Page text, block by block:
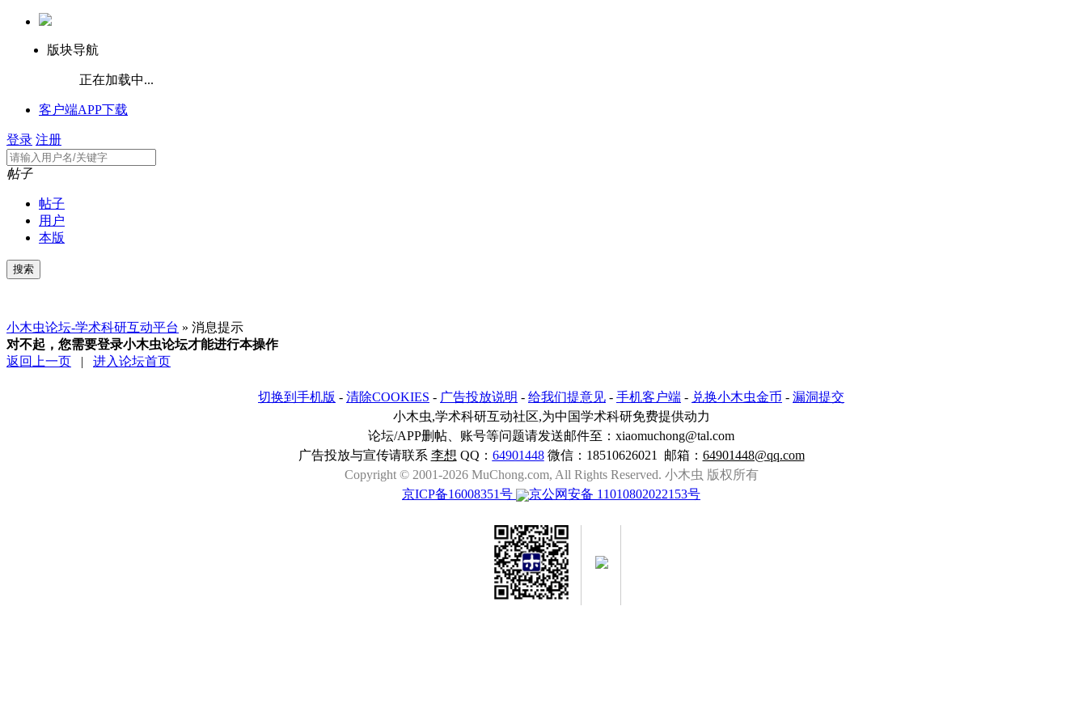
版块导航
正在加载中...
客户端APP下载
登录 注册
帖子
帖子
用户
本版
小木虫论坛-学术科研互动平台 » 消息提示
对不起，您需要登录小木虫论坛才能进行本操作
返回上一页 | 进入论坛首页
切换到手机版 - 清除COOKIES - 广告投放说明 - 给我们提意见 - 手机客户端 - 兑换小木虫金币 - 漏洞提交
小木虫,学术科研互动社区,为中国学术科研免费提供动力
论坛/APP删帖、账号等问题请发送邮件至：xiaomuchong@tal.com
广告投放与宣传请联系 李想 QQ： 64901448微信：18510626021 邮箱： 64901448@qq.com
Copyright © 2001-2026 MuChong.com, All Rights Reserved. 小木虫 版权所有
京ICP备16008351号
京公网安备 11010802022153号